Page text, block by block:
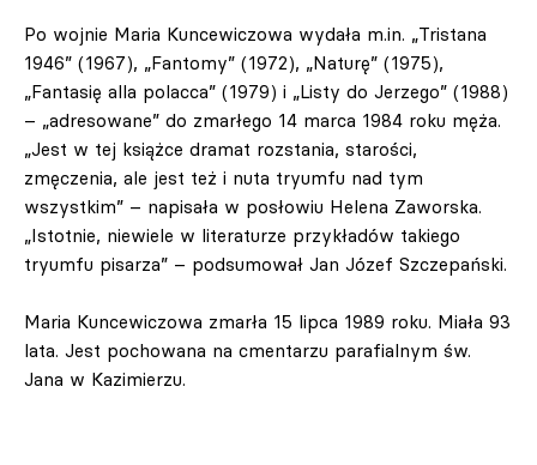
Po wojnie Maria Kuncewiczowa wydała m.in. „Tristana
1946” (1967), „Fantomy” (1972), „Naturę” (1975),
„Fantasię alla polacca” (1979) i „Listy do Jerzego” (1988)
– „adresowane” do zmarłego 14 marca 1984 roku męża.
„Jest w tej książce dramat rozstania, starości,
zmęczenia, ale jest też i nuta tryumfu nad tym
wszystkim” – napisała w posłowiu Helena Zaworska.
„Istotnie, niewiele w literaturze przykładów takiego
tryumfu pisarza” – podsumował Jan Józef Szczepański.
Maria Kuncewiczowa zmarła 15 lipca 1989 roku. Miała 93
lata. Jest pochowana na cmentarzu parafialnym św.
Jana w Kazimierzu.